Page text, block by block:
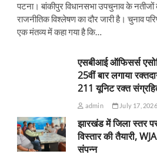
पटना। बांकीपुर विधानसभा उपचुनाव के
राजनीतिक विश्लेषण का दौर जारी है। चुनाव
एक मंतव्य में कहा गया है कि…
एसबीआई ऑफिसर्स
25वीं बार लगाया
211 यूनिट रक्त
admin July 17, 2026
झारखंड में जिला स्तर
विस्तार की तैयारी,
संपन्न